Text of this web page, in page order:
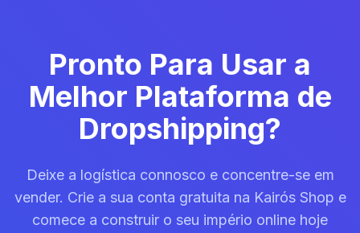
Pronto Para Usar a
Melhor Plataforma de
Dropshipping?
Deixe a logística connosco e concentre-se em
vender. Crie a sua conta gratuita na Kairós Shop e
comece a construir o seu império online hoje